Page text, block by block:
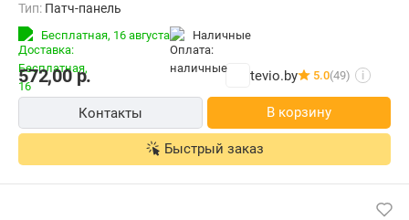
Тип: Патч-панель
Бесплатная, 16 августа наличные
572,00р. tevio.by 5.0(49) i
Контакты В корзину
Быстрый заказ